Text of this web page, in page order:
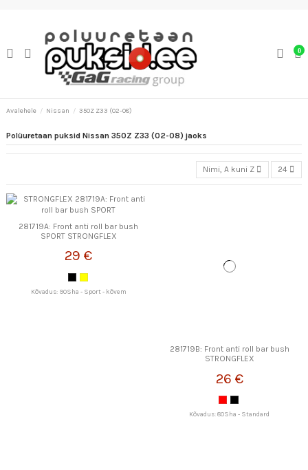
0
Avalehele Nissan 350Z Z33 (02-08)
Polüuretaan puksid Nissan 350Z Z33 (02-08) jaoks
Nimi, A kuni Z 24
281719A: Front anti roll bar bush
SPORT STRONGFLEX
29 €
Kõvadus: 90Sha - Sport - kõvem
281719B: Front anti roll bar bush
STRONGFLEX
26 €
Kõvadus: 80Sha - Standard